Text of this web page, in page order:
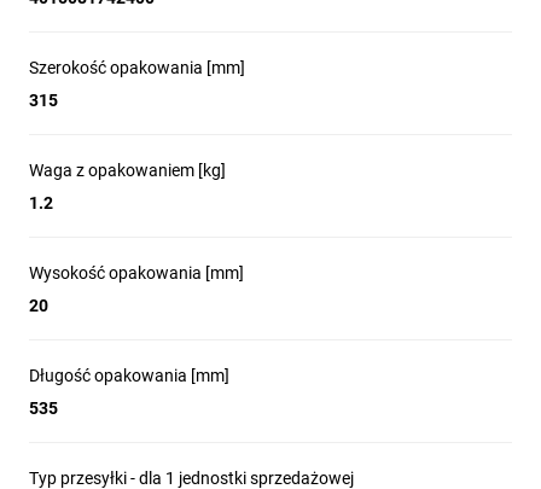
Szerokość opakowania [mm]
315
Waga z opakowaniem [kg]
1.2
Wysokość opakowania [mm]
20
Długość opakowania [mm]
535
Typ przesyłki - dla 1 jednostki sprzedażowej